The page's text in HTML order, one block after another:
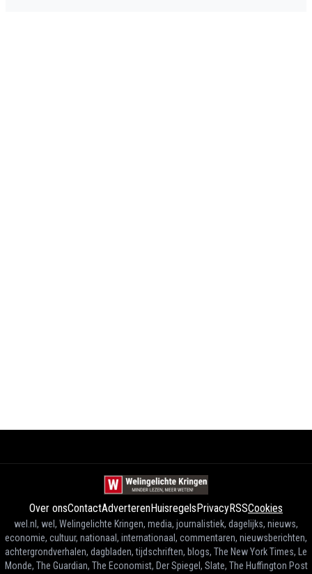
Over onsContactAdverterenHuisregelsPrivacyRSSCookies
wel.nl, wel, Welingelichte Kringen, media, journalistiek, dagelijks, nieuws,
economie, cultuur, nationaal, internationaal, commentaren, nieuwsberichten,
achtergrondverhalen, dagbladen, tijdschriften, blogs, The New York Times, Le
Monde, The Guardian, The Economist, Der Spiegel, Slate, The Huffington Post